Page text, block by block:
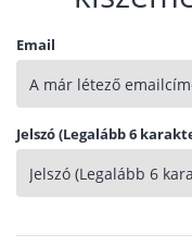
Email
Jelszó (Legalább 6